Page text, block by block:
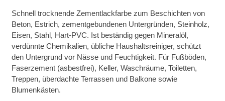
Schnell trocknende Zementlackfarbe zum Beschichten von
Beton, Estrich, zementgebundenen Untergründen, Steinholz,
Eisen, Stahl, Hart-PVC. Ist beständig gegen Mineralöl,
verdünnte Chemikalien, übliche Haushaltsreiniger, schützt
den Untergrund vor Nässe und Feuchtigkeit. Für Fußböden,
Faserzement (asbestfrei), Keller, Waschräume, Toiletten,
Treppen, überdachte Terrassen und Balkone sowie
Blumenkästen.